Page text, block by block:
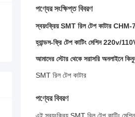
পণ্যের সংক্ষিপ্ত বিবরণ
স্বয়ংক্রিয় SMT রিল টেপ কাটার
হ্যান্ডস-ফ্রি টেপ কাটিং মেশিন 220v/
আমাদের স্টোর থেকে সরাসরি অনলাইনে
SMT রিল টেপ কাটার
পণ্যের বিবরণ